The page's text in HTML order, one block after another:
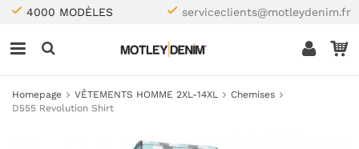
4000 MODÈLES serviceclients@motleydenim.fr
Homepage VÊTEMENTS HOMME 2XL-14XL
Chemises
D555 Revolution Shirt